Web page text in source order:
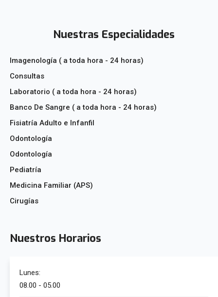
Nuestras Especialidades
Imagenología ( a toda hora - 24 horas)
Consultas
Laboratorio ( a toda hora - 24 horas)
Banco De Sangre ( a toda hora - 24 horas)
Fisiatría Adulto e Infanfil
Odontología
Odontología
Pediatría
Medicina Familiar (APS)
Cirugías
Nuestros Horarios
Lunes:
08.00 - 05.00